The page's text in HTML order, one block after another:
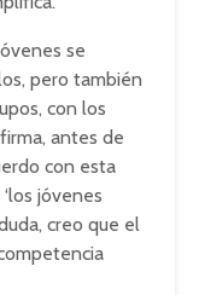
se
pero también
con los
antes de
con esta
jóvenes
creo que el